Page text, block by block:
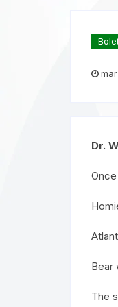
Dr.
Bear
The